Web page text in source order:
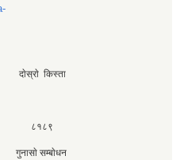
किस्ता
सम्बाेधन